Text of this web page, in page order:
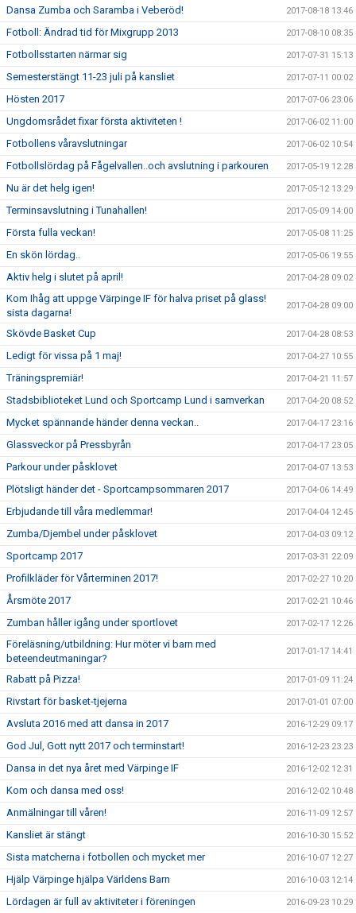
Dansa Zumba och Saramba i Veberöd! 2017-08-18 13:46
Fotboll: Ändrad tid för Mixgrupp 2013 2017-08-10 08:35
Fotbollsstarten närmar sig 2017-07-31 15:13
Semesterstängt 11-23 juli på kansliet 2017-07-11 00:02
Hösten 2017 2017-07-06 23:06
Ungdomsrådet fixar första aktiviteten ! 2017-06-02 11:00
Fotbollens våravslutningar 2017-06-02 10:54
Fotbollslördag på Fågelvallen..och avslutning i parkouren 2017-05-19 12:28
Nu är det helg igen! 2017-05-12 13:29
Terminsavslutning i Tunahallen! 2017-05-09 14:00
Första fulla veckan! 2017-05-08 11:25
En skön lördag.. 2017-05-06 19:55
Aktiv helg i slutet på april! 2017-04-28 09:02
Kom Ihåg att uppge Värpinge IF för halva priset på glass!
sista dagarna!
2017-04-28 09:00
Skövde Basket Cup 2017-04-28 08:53
Ledigt för vissa på 1 maj! 2017-04-27 10:55
Träningspremiär! 2017-04-21 11:57
Stadsbiblioteket Lund och Sportcamp Lund i samverkan 2017-04-20 08:52
Mycket spännande händer denna veckan.. 2017-04-17 23:16
Glassveckor på Pressbyrån 2017-04-17 23:05
Parkour under påsklovet 2017-04-07 13:53
Plötsligt händer det - Sportcampsommaren 2017 2017-04-06 14:49
Erbjudande till våra medlemmar! 2017-04-04 12:45
Zumba/Djembel under påsklovet 2017-04-03 09:12
Sportcamp 2017 2017-03-31 22:09
Profilkläder för Vårterminen 2017! 2017-02-27 10:20
Årsmöte 2017 2017-02-21 10:46
Zumban håller igång under sportlovet 2017-02-17 12:26
Föreläsning/utbildning: Hur möter vi barn med
beteendeutmaningar?
2017-01-17 14:41
Rabatt på Pizza! 2017-01-09 11:24
Rivstart för basket-tjejerna 2017-01-01 07:00
Avsluta 2016 med att dansa in 2017 2016-12-29 09:17
God Jul, Gott nytt 2017 och terminstart! 2016-12-23 23:23
Dansa in det nya året med Värpinge IF 2016-12-02 12:31
Kom och dansa med oss! 2016-12-02 10:48
Anmälningar till våren! 2016-11-09 12:57
Kansliet är stängt 2016-10-30 15:52
Sista matcherna i fotbollen och mycket mer 2016-10-07 12:27
Hjälp Värpinge hjälpa Världens Barn 2016-10-03 12:14
Lördagen är full av aktiviteter i föreningen 2016-09-23 10:29